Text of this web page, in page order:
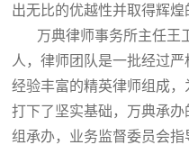
出无比的优越性并取得辉煌
万典律师事务所主任王
人，律师团队是一批经过严
经验丰富的精英律师组成
打下了坚实基础，万典承
组承办，业务监督委员会